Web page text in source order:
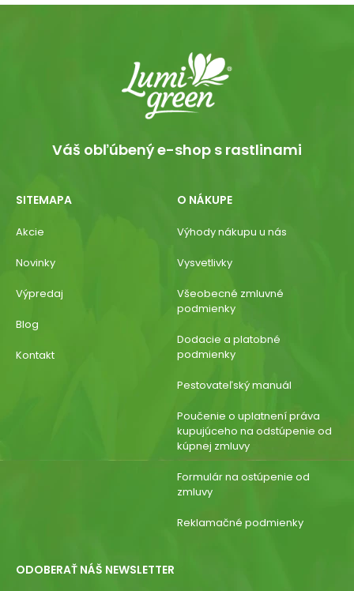
Váš obľúbený e-shop s rastlinami
SITEMAPA
Akcie
Novinky
Výpredaj
Blog
Kontakt
O NÁKUPE
Výhody nákupu u nás
Vysvetlivky
Všeobecné zmluvné
podmienky
Dodacie a platobné
podmienky
Pestovateľský manuál
Poučenie o uplatnení práva
kupujúceho na odstúpenie od
kúpnej zmluvy
Formulár na ostúpenie od
zmluvy
Reklamačné podmienky
ODOBERAŤ NÁŠ NEWSLETTER